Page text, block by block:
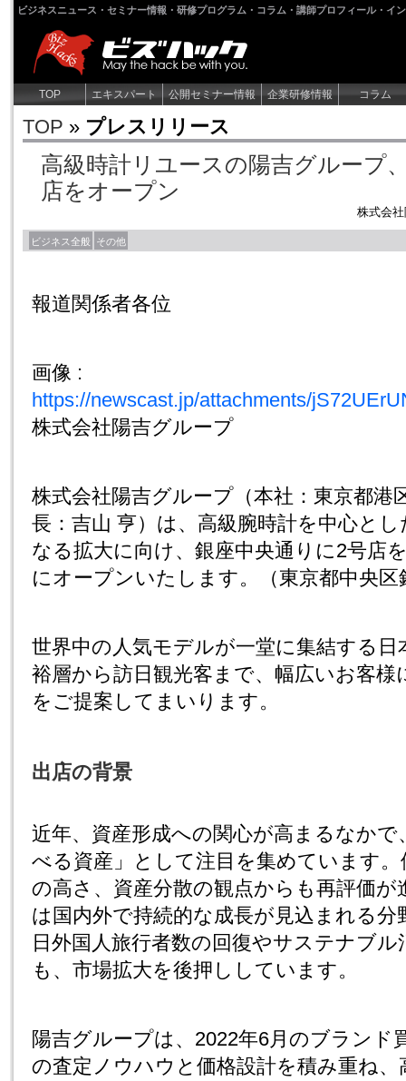
ビジネスニュース・セミナー情報・研修プログラム・コラム・講師プロフィール・イ
TOP エキスパート 公開セミナー情報 企業研修情報 コラム
TOP » プレスリリース
高級時計リユースの陽吉グループ
店をオープン
株式会
ビジネス全般 その他
報道関係者各位
画像 :
https://newscast.jp/attachments/
株式会社陽吉グループ
株式会社陽吉グループ（本社：東京都港
長：吉山 亨）は、高級腕時計を中心と
なる拡大に向け、銀座中央通りに2号店
にオープンいたします。（東京都中央区
世界中の人気モデルが一堂に集結する日
裕層から訪日観光客まで、幅広いお客様
をご提案してまいります。
出店の背景
近年、資産形成への関心が高まるなかで
べる資産」として注目を集めています
の高さ、資産分散の観点からも再評価が
は国内外で持続的な成長が見込まれる
日外国人旅行者数の回復やサステナブ
も、市場拡大を後押ししています。
陽吉グループは、2022年6月のブランド
の査定ノウハウと価格設計を積み重ね